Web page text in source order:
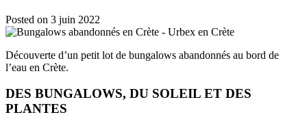
Posted on 3 juin 2022
Découverte d’un petit lot de bungalows abandonnés au bord de
l’eau en Crète.
DES BUNGALOWS, DU SOLEIL ET DES
PLANTES